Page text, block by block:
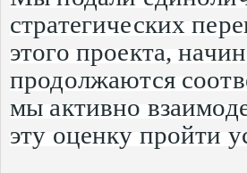
стратегических
этого проекта,
продолжаются
мы активно
эту оценку пройти